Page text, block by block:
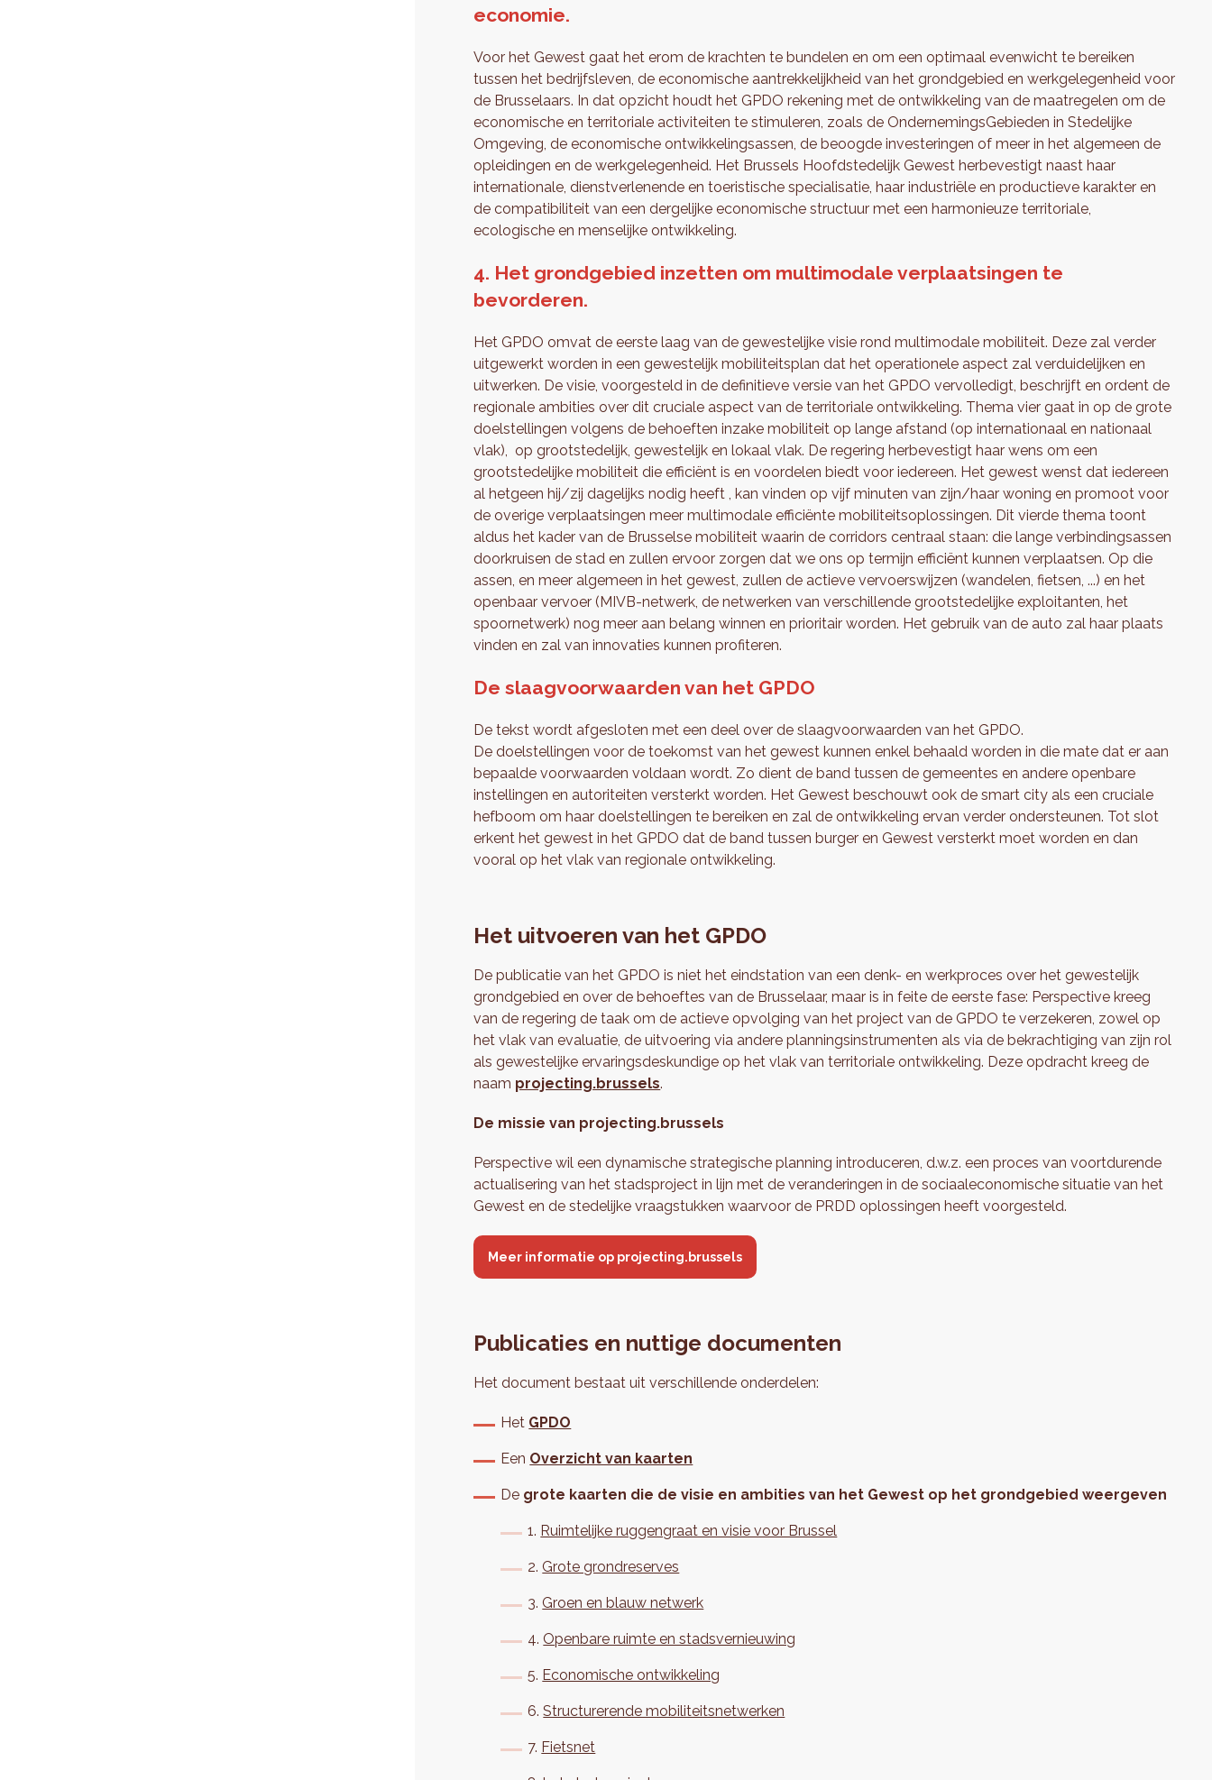
economie.
Voor het Gewest gaat het erom de krachten te bundelen en om een optimaal evenwicht te bereiken
tussen het bedrijfsleven, de economische aantrekkelijkheid van het grondgebied en werkgelegenheid voor
de Brusselaars. In dat opzicht houdt het GPDO rekening met de ontwikkeling van de maatregelen om de
economische en territoriale activiteiten te stimuleren, zoals de OndernemingsGebieden in Stedelijke
Omgeving, de economische ontwikkelingsassen, de beoogde investeringen of meer in het algemeen de
opleidingen en de werkgelegenheid. Het Brussels Hoofdstedelijk Gewest herbevestigt naast haar
internationale, dienstverlenende en toeristische specialisatie, haar industriële en productieve karakter en
de compatibiliteit van een dergelijke economische structuur met een harmonieuze territoriale,
ecologische en menselijke ontwikkeling.
4. Het grondgebied inzetten om multimodale verplaatsingen te
bevorderen.
Het GPDO omvat de eerste laag van de gewestelijke visie rond multimodale mobiliteit. Deze zal verder
uitgewerkt worden in een gewestelijk mobiliteitsplan dat het operationele aspect zal verduidelijken en
uitwerken. De visie, voorgesteld in de definitieve versie van het GPDO vervolledigt, beschrijft en ordent de
regionale ambities over dit cruciale aspect van de territoriale ontwikkeling. Thema vier gaat in op de grote
doelstellingen volgens de behoeften inzake mobiliteit op lange afstand (op internationaal en nationaal
vlak), op grootstedelijk, gewestelijk en lokaal vlak. De regering herbevestigt haar wens om een
grootstedelijke mobiliteit die efficiënt is en voordelen biedt voor iedereen. Het gewest wenst dat iedereen
al hetgeen hij/zij dagelijks nodig heeft , kan vinden op vijf minuten van zijn/haar woning en promoot voor
de overige verplaatsingen meer multimodale efficiënte mobiliteitsoplossingen. Dit vierde thema toont
aldus het kader van de Brusselse mobiliteit waarin de corridors centraal staan: die lange verbindingsassen
doorkruisen de stad en zullen ervoor zorgen dat we ons op termijn efficiënt kunnen verplaatsen. Op die
assen, en meer algemeen in het gewest, zullen de actieve vervoerswijzen (wandelen, fietsen, ...) en het
openbaar vervoer (MIVB-netwerk, de netwerken van verschillende grootstedelijke exploitanten, het
spoornetwerk) nog meer aan belang winnen en prioritair worden. Het gebruik van de auto zal haar plaats
vinden en zal van innovaties kunnen profiteren.
De slaagvoorwaarden van het GPDO
De tekst wordt afgesloten met een deel over de slaagvoorwaarden van het GPDO.
De doelstellingen voor de toekomst van het gewest kunnen enkel behaald worden in die mate dat er aan
bepaalde voorwaarden voldaan wordt. Zo dient de band tussen de gemeentes en andere openbare
instellingen en autoriteiten versterkt worden. Het Gewest beschouwt ook de smart city als een cruciale
hefboom om haar doelstellingen te bereiken en zal de ontwikkeling ervan verder ondersteunen. Tot slot
erkent het gewest in het GPDO dat de band tussen burger en Gewest versterkt moet worden en dan
vooral op het vlak van regionale ontwikkeling.
Het uitvoeren van het GPDO
De publicatie van het GPDO is niet het eindstation van een denk- en werkproces over het gewestelijk
grondgebied en over de behoeftes van de Brusselaar, maar is in feite de eerste fase: Perspective kreeg
van de regering de taak om de actieve opvolging van het project van de GPDO te verzekeren, zowel op
het vlak van evaluatie, de uitvoering via andere planningsinstrumenten als via de bekrachtiging van zijn rol
als gewestelijke ervaringsdeskundige op het vlak van territoriale ontwikkeling. Deze opdracht kreeg de
naam projecting.brussels.
De missie van projecting.brussels
Perspective wil een dynamische strategische planning introduceren, d.w.z. een proces van voortdurende
actualisering van het stadsproject in lijn met de veranderingen in de sociaaleconomische situatie van het
Gewest en de stedelijke vraagstukken waarvoor de PRDD oplossingen heeft voorgesteld.
Meer informatie op projecting.brussels
Publicaties en nuttige documenten
Het document bestaat uit verschillende onderdelen:
Het GPDO
Een Overzicht van kaarten
De grote kaarten die de visie en ambities van het Gewest op het grondgebied weergeven
1. Ruimtelijke ruggengraat en visie voor Brussel
2. Grote grondreserves
3. Groen en blauw netwerk
4. Openbare ruimte en stadsvernieuwing
5. Economische ontwikkeling
6.Structurerende mobiliteitsnetwerken
7. Fietsnet